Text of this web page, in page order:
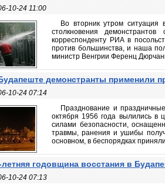
10-24 11:00
Во вторник утром ситуация
столкновения
корреспонденту РИА в
против большинства, и наша
министр Венгрии Ференц
демонстранты применили
10-24 07:14
Празднование и
октября 1956 года вылились в
силами безопасности,
травмы, ранения и ушибы
основном, в беспорядках
летняя годовщина восстания в
10-24 07:13